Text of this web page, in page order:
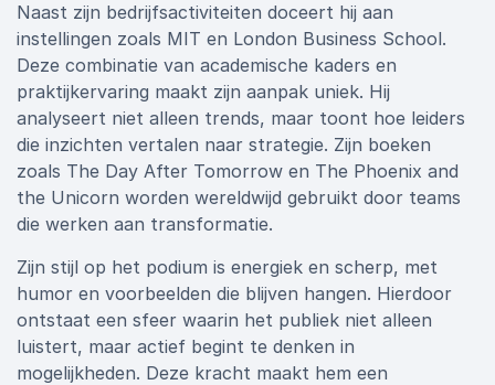
Naast zijn bedrijfsactiviteiten doceert hij aan
instellingen zoals MIT en London Business School.
Deze combinatie van academische kaders en
praktijkervaring maakt zijn aanpak uniek. Hij
analyseert niet alleen trends, maar toont hoe leiders
die inzichten vertalen naar strategie. Zijn boeken
zoals The Day After Tomorrow en The Phoenix and
the Unicorn worden wereldwijd gebruikt door teams
die werken aan transformatie.
Zijn stijl op het podium is energiek en scherp, met
humor en voorbeelden die blijven hangen. Hierdoor
ontstaat een sfeer waarin het publiek niet alleen
luistert, maar actief begint te denken in
mogelijkheden. Deze kracht maakt hem een